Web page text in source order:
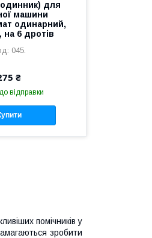
для
машини
одинарний,
на 6 дротів
045.
₴
відправки
помічників у
зробити